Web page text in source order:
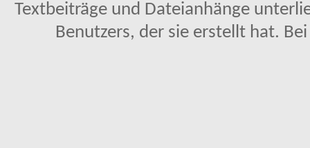
Textbeiträge und Dateianhänge
Benutzers, der sie erstellt hat.